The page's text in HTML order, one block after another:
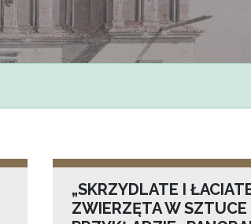
„SKRZYDLATE I
ZWIERZĘTA W SZTUCE